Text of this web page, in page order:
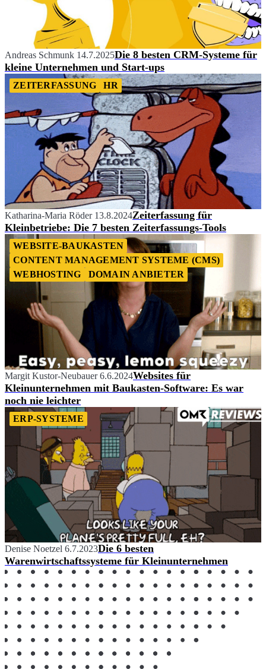
Andreas Schmunk 14.7.2025Die 8 besten CRM-Systeme für
kleine Unternehmen und Start-ups
ZEITERFASSUNG HR
Katharina-Maria Röder 13.8.2024Zeiterfassung für
Kleinbetriebe: Die 7 besten Zeiterfassungs-Tools
WEBSITE-BAUKASTEN
CONTENT MANAGEMENT SYSTEME (CMS)
WEBHOSTING
DOMAIN ANBIETER
Margit Kustor-Neubauer 6.6.2024Websites für
Kleinunternehmen mit Baukasten-Software: Es war
noch nie leichter
ERP-SYSTEME
Denise Noetzel 6.7.2023Die 6 besten
Warenwirtschaftssysteme für Kleinunternehmen